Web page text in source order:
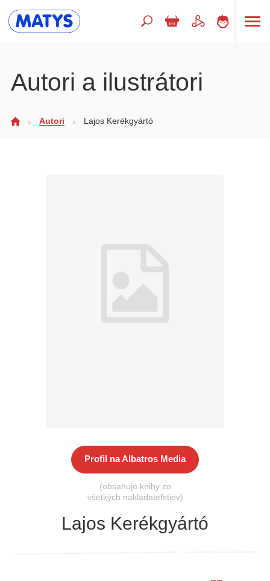
Doplnkový sortiment
Všetky kategórie
Autori a ilustrátori
Autori Lajos Kerékgyártó
Profil na Albatros Media
(obsahuje knihy zo
všetkých nakladateľstiev)
Lajos Kerékgyártó